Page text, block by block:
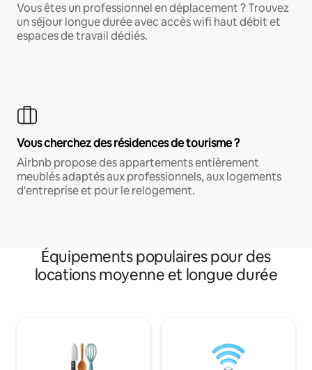
Vous êtes un professionnel en déplacement ? Trouvez
un séjour longue durée avec accès wifi haut débit et
espaces de travail dédiés.
Vous cherchez des résidences de tourisme ?
Airbnb propose des appartements entièrement
meublés adaptés aux professionnels, aux logements
d'entreprise et pour le relogement.
Équipements populaires pour des
locations moyenne et longue durée